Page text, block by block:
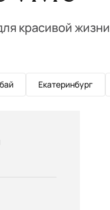
красивой жизни
Екатеринбург